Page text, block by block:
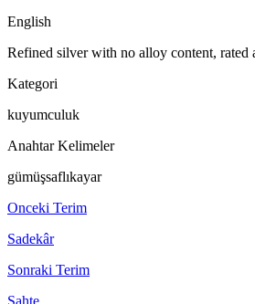
English
Refined silver with no alloy content, rated
Kategori
kuyumculuk
Anahtar Kelimeler
gümüşsaflıkayar
Onceki Terim
Sadekâr
Sonraki Terim